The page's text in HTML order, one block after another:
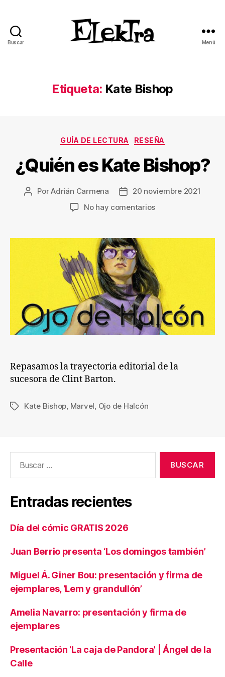
Buscar Menú
Etiqueta: Kate Bishop
Categorías
GUÍA DE LECTURA RESEÑA
¿Quién es Kate Bishop?
Autor
PorAdrián Carmena
Fecha20 noviembre 2021
No hay comentariosen
Kate
Repasamos la trayectoria editorial de la
sucesora de Clint Barton.
Etiquetas
Kate Bishop Marvel Ojo de Halcón
Entradas recientes
Día del cómic GRATIS 2026
Juan Berrio presenta ‘Los domingos también’
Miguel Á. Giner Bou: presentación y firma de
ejemplares, ‘Lem y grandullón’
Amelia Navarro: presentación y firma de
ejemplares
Presentación ‘La caja de Pandora’ | Ángel de la
Calle